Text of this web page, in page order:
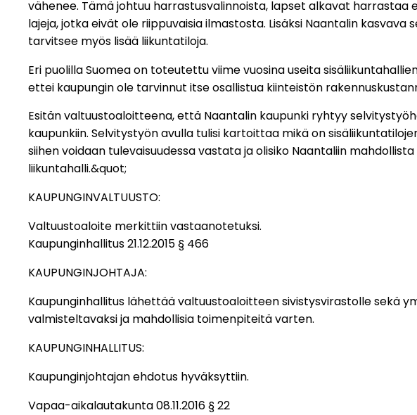
vähenee. Tämä johtuu harrastusvalinnoista, lapset alkavat harrastaa
lajeja, jotka eivät ole riippuvaisia ilmastosta. Lisäksi Naantalin kasvava
tarvitsee myös lisää liikuntatiloja.
Eri puolilla Suomea on toteutettu viime vuosina useita
ettei kaupungin ole tarvinnut itse osallistua kiinteistön
Esitän valtuustoaloitteena, että Naantalin kaupunki ryhtyy
kaupunkiin. Selvitystyön avulla tulisi kartoittaa mikä on
siihen voidaan tulevaisuudessa vastata ja olisiko Naantaliin
liikuntahalli.&quot;
KAUPUNGINVALTUUSTO:
Valtuustoaloite merkittiin vastaanotetuksi.
Kaupunginhallitus 21.12.2015 § 466
KAUPUNGINJOHTAJA:
Kaupunginhallitus lähettää valtuustoaloitteen sivistysvirastolle sekä
valmisteltavaksi ja mahdollisia toimenpiteitä varten.
KAUPUNGINHALLITUS:
Kaupunginjohtajan ehdotus hyväksyttiin.
Vapaa-aikalautakunta 08.11.2016 § 22